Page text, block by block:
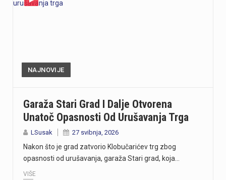
NAJNOVIJE
Garaža Stari Grad I Dalje Otvorena
Unatoč Opasnosti Od Urušavanja Trga
LSusak 27 svibnja, 2026
Nakon što je grad zatvorio Klobučarićev trg zbog
opasnosti od urušavanja, garaža Stari grad, koja…
VIŠE